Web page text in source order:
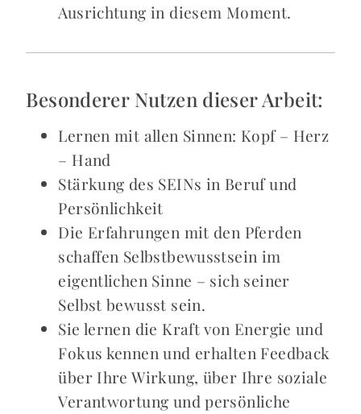
Ausrichtung in diesem Moment.
Besonderer Nutzen dieser Arbeit:
Lernen mit allen Sinnen: Kopf – Herz
– Hand
Stärkung des SEINs in Beruf und
Persönlichkeit
Die Erfahrungen mit den Pferden
schaffen Selbstbewusstsein im
eigentlichen Sinne – sich seiner
Selbst bewusst sein.
Sie lernen die Kraft von Energie und
Fokus kennen und erhalten Feedback
über Ihre Wirkung, über Ihre soziale
Verantwortung und persönliche